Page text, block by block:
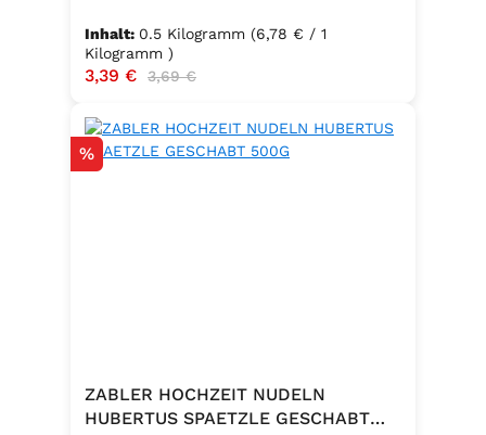
Inhalt: 0.5 Kilogramm (6,78 € / 1
Kilogramm )
Verkaufspreis:
3,39 € Regulärer Preis:
3,69 €
Rabatt
%
ZABLER HOCHZEIT NUDELN
HUBERTUS SPAETZLE GESCHABT